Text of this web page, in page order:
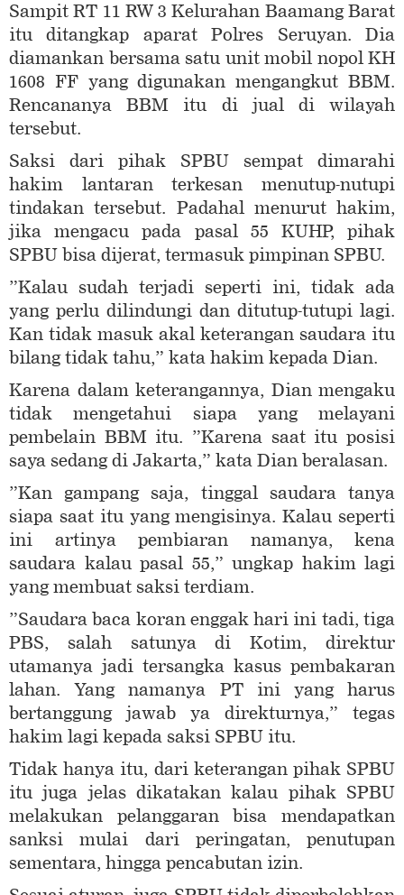
Sampit RT 11 RW 3 Kelurahan Baamang Barat
itu ditangkap aparat Polres Seruyan. Dia
diamankan bersama satu unit mobil nopol KH
1608 FF yang digunakan mengangkut BBM.
Rencananya BBM itu di jual di wilayah
tersebut.
Saksi dari pihak SPBU sempat dimarahi
hakim lantaran terkesan menutup-nutupi
tindakan tersebut. Padahal menurut hakim,
jika mengacu pada pasal 55 KUHP, pihak
SPBU bisa dijerat, termasuk pimpinan SPBU.
”Kalau sudah terjadi seperti ini, tidak ada
yang perlu dilindungi dan ditutup-tutupi lagi.
Kan tidak masuk akal keterangan saudara itu
bilang tidak tahu,” kata hakim kepada Dian.
Karena dalam keterangannya, Dian mengaku
tidak mengetahui siapa yang melayani
pembelain BBM itu. ”Karena saat itu posisi
saya sedang di Jakarta,” kata Dian beralasan.
”Kan gampang saja, tinggal saudara tanya
siapa saat itu yang mengisinya. Kalau seperti
ini artinya pembiaran namanya, kena
saudara kalau pasal 55,” ungkap hakim lagi
yang membuat saksi terdiam.
”Saudara baca koran enggak hari ini tadi, tiga
PBS, salah satunya di Kotim, direktur
utamanya jadi tersangka kasus pembakaran
lahan. Yang namanya PT ini yang harus
bertanggung jawab ya direkturnya,” tegas
hakim lagi kepada saksi SPBU itu.
Tidak hanya itu, dari keterangan pihak SPBU
itu juga jelas dikatakan kalau pihak SPBU
melakukan pelanggaran bisa mendapatkan
sanksi mulai dari peringatan, penutupan
sementara, hingga pencabutan izin.